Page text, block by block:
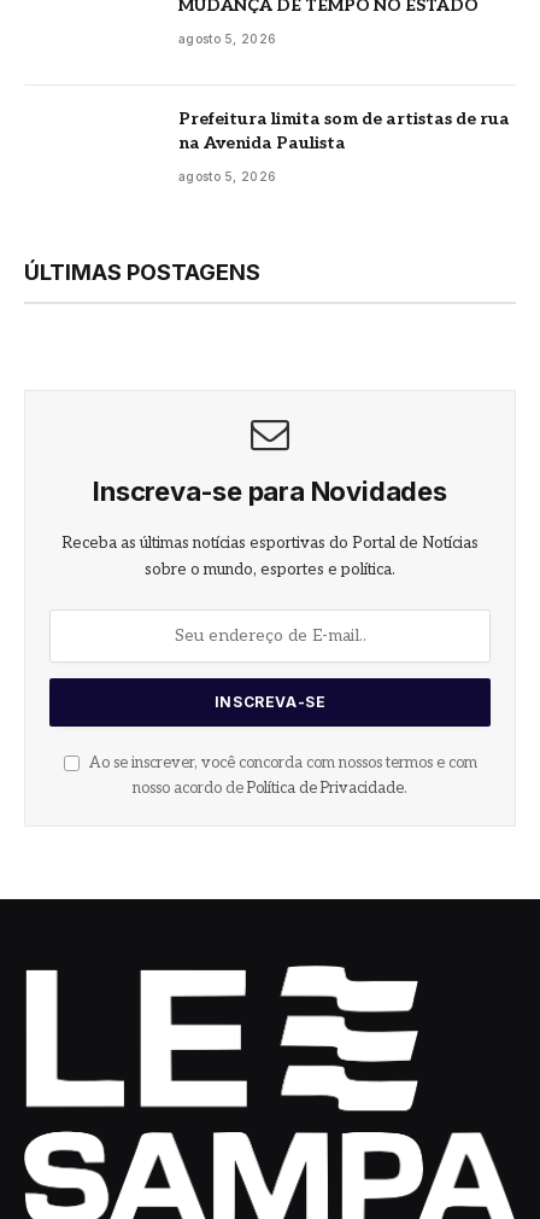
MUDANÇA DE TEMPO NO ESTADO
agosto 5, 2026
Prefeitura limita som de artistas de rua
na Avenida Paulista
agosto 5, 2026
ÚLTIMAS POSTAGENS
Inscreva-se para Novidades
Receba as últimas notícias esportivas do Portal de Notícias
sobre o mundo, esportes e política.
Ao se inscrever, você concorda com nossos termos e com
nosso acordo de Política de Privacidade.